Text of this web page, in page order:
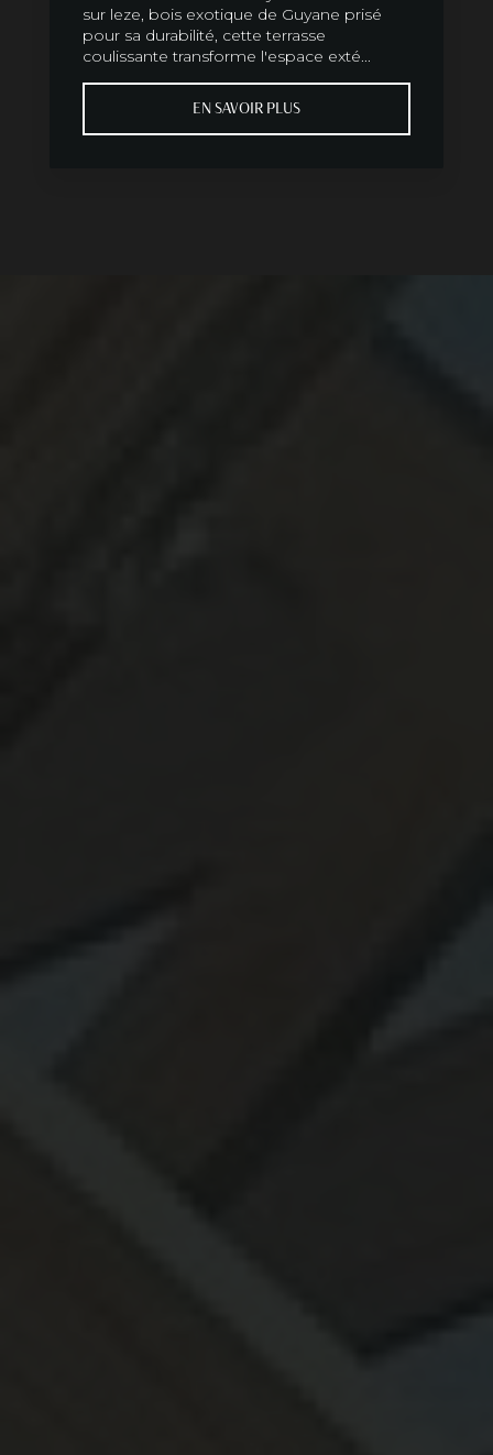
sur leze, bois exotique de Guyane prisé
pour sa durabilité, cette terrasse
coulissante transforme l'espace exté...
EN SAVOIR PLUS